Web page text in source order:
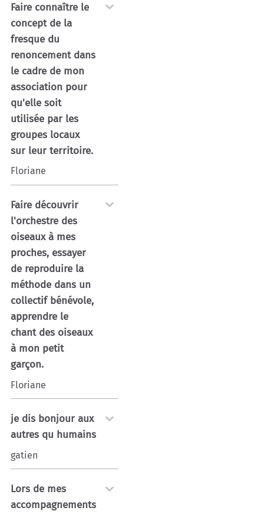
Faire connaître le
concept de la
fresque du
renoncement dans
le cadre de mon
association pour
qu'elle soit
utilisée par les
groupes locaux
sur leur territoire.
Floriane
Faire découvrir
l'orchestre des
oiseaux à mes
proches, essayer
de reproduire la
méthode dans un
collectif bénévole,
apprendre le
chant des oiseaux
à mon petit
garçon.
Floriane
je dis bonjour aux
autres qu humains
gatien
Lors de mes
accompagnements